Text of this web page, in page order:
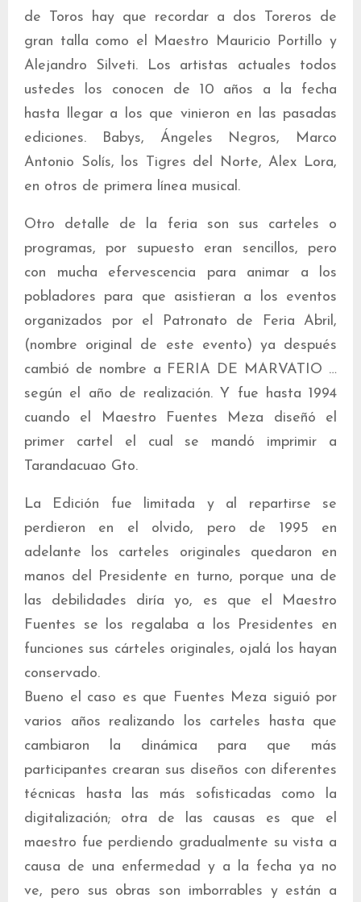
de Toros hay que recordar a dos Toreros de
gran talla como el Maestro Mauricio Portillo y
Alejandro Silveti. Los artistas actuales todos
ustedes los conocen de 10 años a la fecha
hasta llegar a los que vinieron en las pasadas
ediciones. Babys, Ángeles Negros, Marco
Antonio Solís, los Tigres del Norte, Alex Lora,
en otros de primera línea musical.
Otro detalle de la feria son sus carteles o
programas, por supuesto eran sencillos, pero
con mucha efervescencia para animar a los
pobladores para que asistieran a los eventos
organizados por el Patronato de Feria Abril,
(nombre original de este evento) ya después
cambió de nombre a FERIA DE MARVATIO …
según el año de realización. Y fue hasta 1994
cuando el Maestro Fuentes Meza diseñó el
primer cartel el cual se mandó imprimir a
Tarandacuao Gto.
La Edición fue limitada y al repartirse se
perdieron en el olvido, pero de 1995 en
adelante los carteles originales quedaron en
manos del Presidente en turno, porque una de
las debilidades diría yo, es que el Maestro
Fuentes se los regalaba a los Presidentes en
funciones sus cárteles originales, ojalá los hayan
conservado.
Bueno el caso es que Fuentes Meza siguió por
varios años realizando los carteles hasta que
cambiaron la dinámica para que más
participantes crearan sus diseños con diferentes
técnicas hasta las más sofisticadas como la
digitalización; otra de las causas es que el
maestro fue perdiendo gradualmente su vista a
causa de una enfermedad y a la fecha ya no
ve, pero sus obras son imborrables y están a